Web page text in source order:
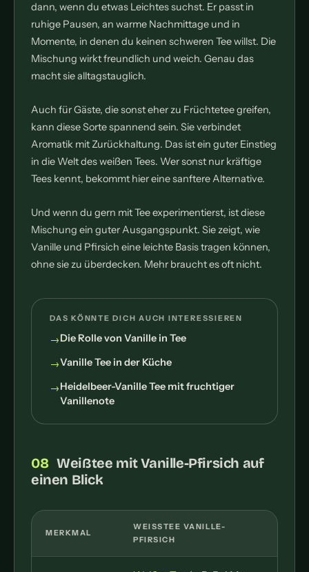
dann, wenn du etwas Leichtes suchst. Er passt in
ruhige Pausen, an warme Nachmittage und in
Momente, in denen du keinen schweren Tee willst. Die
Mischung wirkt freundlich und weich. Genau das
macht sie alltagstauglich.
Auch für Gäste, die sonst eher zu Früchtetee greifen,
kann diese Sorte spannend sein. Sie verbindet
Aromatik mit Zurückhaltung. Das ist ein guter Einstieg
in die Welt des weißen Tees. Wer sonst nur kräftige
Tees kennt, bekommt hier eine sanftere Alternative.
Und wenn du gern mit Tee experimentierst, ist diese
Mischung ein guter Ausgangspunkt. Sie zeigt, wie
Vanille und Pfirsich eine leichte Basis tragen können,
ohne sie zu überdecken. Mehr braucht es oft nicht.
DAS KÖNNTE DICH AUCH INTERESSIEREN
Die Rolle von Vanille in Tee
Vanille Tee in der Küche
Heidelbeer-Vanille Tee mit fruchtiger
Vanillenote
Weißtee mit Vanille-Pfirsich auf
einen Blick
MERKMAL
WEISSTEE VANILLE-P
FIRSICH